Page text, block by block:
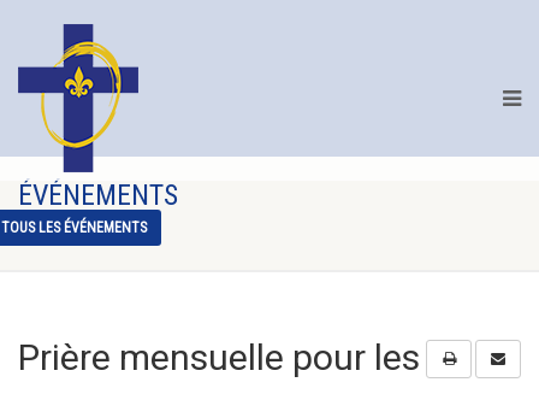
ÉVÉNEMENTS
TOUS LES ÉVÉNEMENTS
Prière mensuelle pour les